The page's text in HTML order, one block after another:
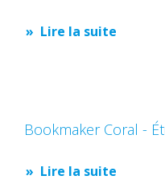
Lire la suite
Bookmaker Coral -
Lire la suite